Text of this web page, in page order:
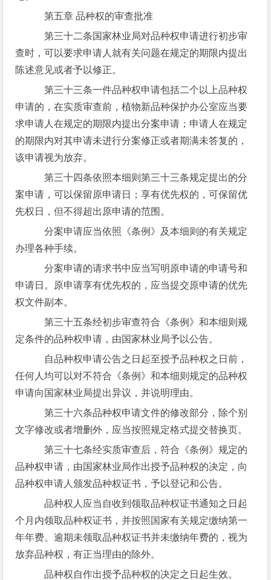
第五章 品种权的审查批准
第三十二条国家林业局对品种权申请进行初步审
查时，可以要求申请人就有关问题在规定的期限内提出
陈述意见或者予以修正。
第三十三条一件品种权申请包括二个以上品种权
申请的，在实质审查前，植物新品种保护办公室应当要
求申请人在规定的期限内提出分案申请；申请人在规定
的期限内对其申请未进行分案修正或者期满未答复的，
该申请视为放弃。
第三十四条依照本细则第三十三条规定提出的分
案申请，可以保留原申请日；享有优先权的，可保留优
先权日，但不得超出原申请的范围。
分案申请应当依照《条例》及本细则的有关规定
办理各种手续。
分案申请的请求书中应当写明原申请的申请号和
申请日。原申请享有优先权的，应当提交原申请的优先
权文件副本。
第三十五条经初步审查符合《条例》和本细则规
定条件的品种权申请，由国家林业局予以公告。
自品种权申请公告之日起至授予品种权之日前，
任何人均可以对不符合《条例》和本细则规定的品种权
申请向国家林业局提出异议，并说明理由。
第三十六条品种权申请文件的修改部分，除个别
文字修改或者增删外，应当按照规定格式提交替换页。
第三十七条经实质审查后，符合《条例》规定的
品种权申请，由国家林业局作出授予品种权的决定，向
品种权申请人颁发品种权证书，予以登记和公告。
品种权人应当自收到领取品种权证书通知之日起
个月内领取品种权证书，并按照国家有关规定缴纳第一
年年费。逾期未领取品种权证书并未缴纳年费的，视为
放弃品种权，有正当理由的除外。
品种权自作出授予品种权的决定之日起生效。